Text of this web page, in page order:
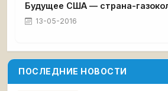
Будущее США — страна-
13-05-2016
ПОСЛЕДНИЕ НОВОСТИ